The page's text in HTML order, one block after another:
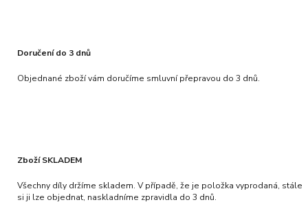
Doručení do 3 dnů
Objednané zboží vám doručíme smluvní přepravou do 3 dnů.
Zboží SKLADEM
Všechny díly držíme skladem. V případě, že je položka vyprodaná, stále
si ji lze objednat, naskladníme zpravidla do 3 dnů.